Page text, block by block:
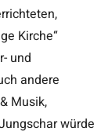
Kirche“
und
andere
Musik,
würde